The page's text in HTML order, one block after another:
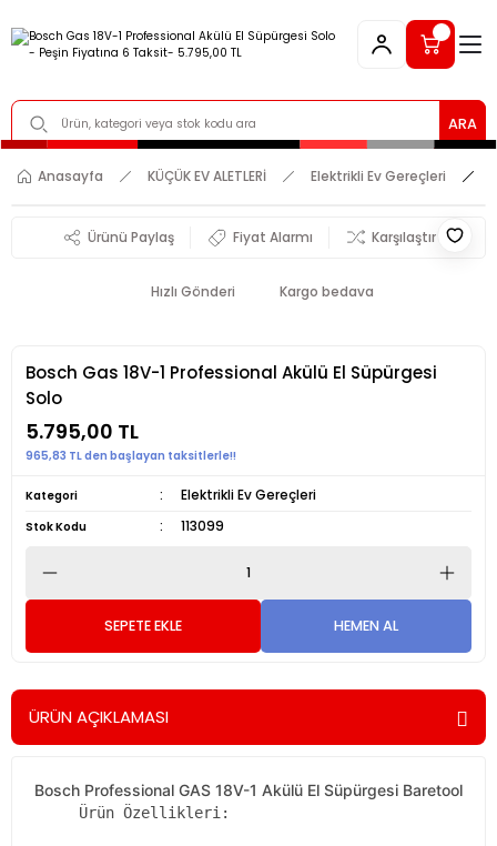
ARA
Anasayfa KÜÇÜK EV ALETLERİ Elektrikli Ev Gereçleri
Ürünü Paylaş Fiyat Alarmı Karşılaştır
Hızlı Gönderi Kargo bedava
Bosch Gas 18V-1 Professional Akülü El Süpürgesi
Solo
5.795,00 TL
965,83 TL den başlayan taksitlerle!!
Kategori Elektrikli Ev Gereçleri
Stok Kodu 113099
SEPETE EKLE HEMEN AL
ÜRÜN AÇIKLAMASI
Bosch Professional GAS 18V-1 Akülü El Süpürgesi Baretool
     Ürün Özellikleri: